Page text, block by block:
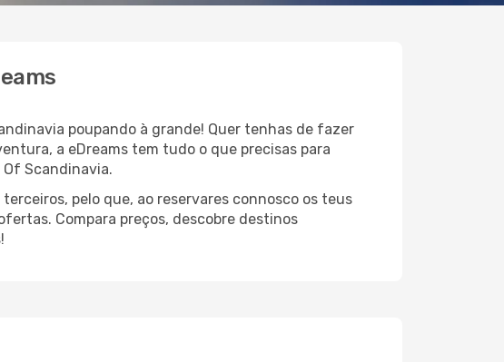
poupando à grande! Quer tenhas de fazer
a eDreams tem tudo o que precisas para
Scandinavia.
pelo que, ao reservares connosco os teus
Compara preços, descobre destinos